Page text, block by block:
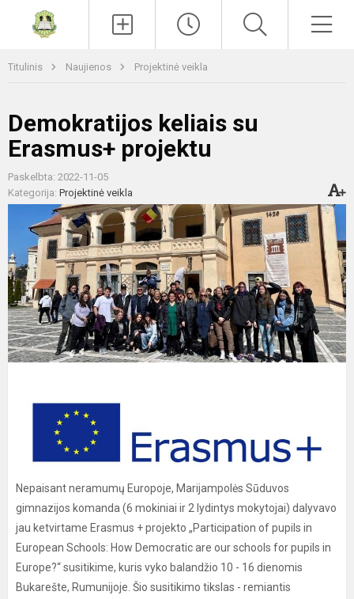
Titulinis Naujienos Projektinė veikla
Demokratijos keliais su
Erasmus+ projektu
Paskelbta: 2022-11-05
Kategorija: Projektinė veikla
Nepaisant neramumų Europoje, Marijampolės Sūduvos
gimnazijos komanda (6 mokiniai ir 2 lydintys mokytojai) dalyvavo
jau ketvirtame Erasmus + projekto „Participation of pupils in
European Schools: How Democratic are our schools for pupils in
Europe?“ susitikime, kuris vyko balandžio 10 - 16 dienomis
Bukarešte, Rumunijoje. Šio susitikimo tikslas - remiantis